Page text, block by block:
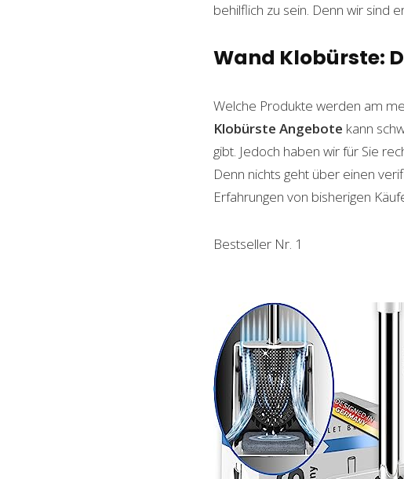
behilflich zu sein. Denn wir sind
Wand Klobürste:
Welche Produkte werden am
Klobürste Angebote kann
gibt. Jedoch haben wir für Sie
Denn nichts geht über einen
Erfahrungen von bisherigen
Bestseller Nr. 1